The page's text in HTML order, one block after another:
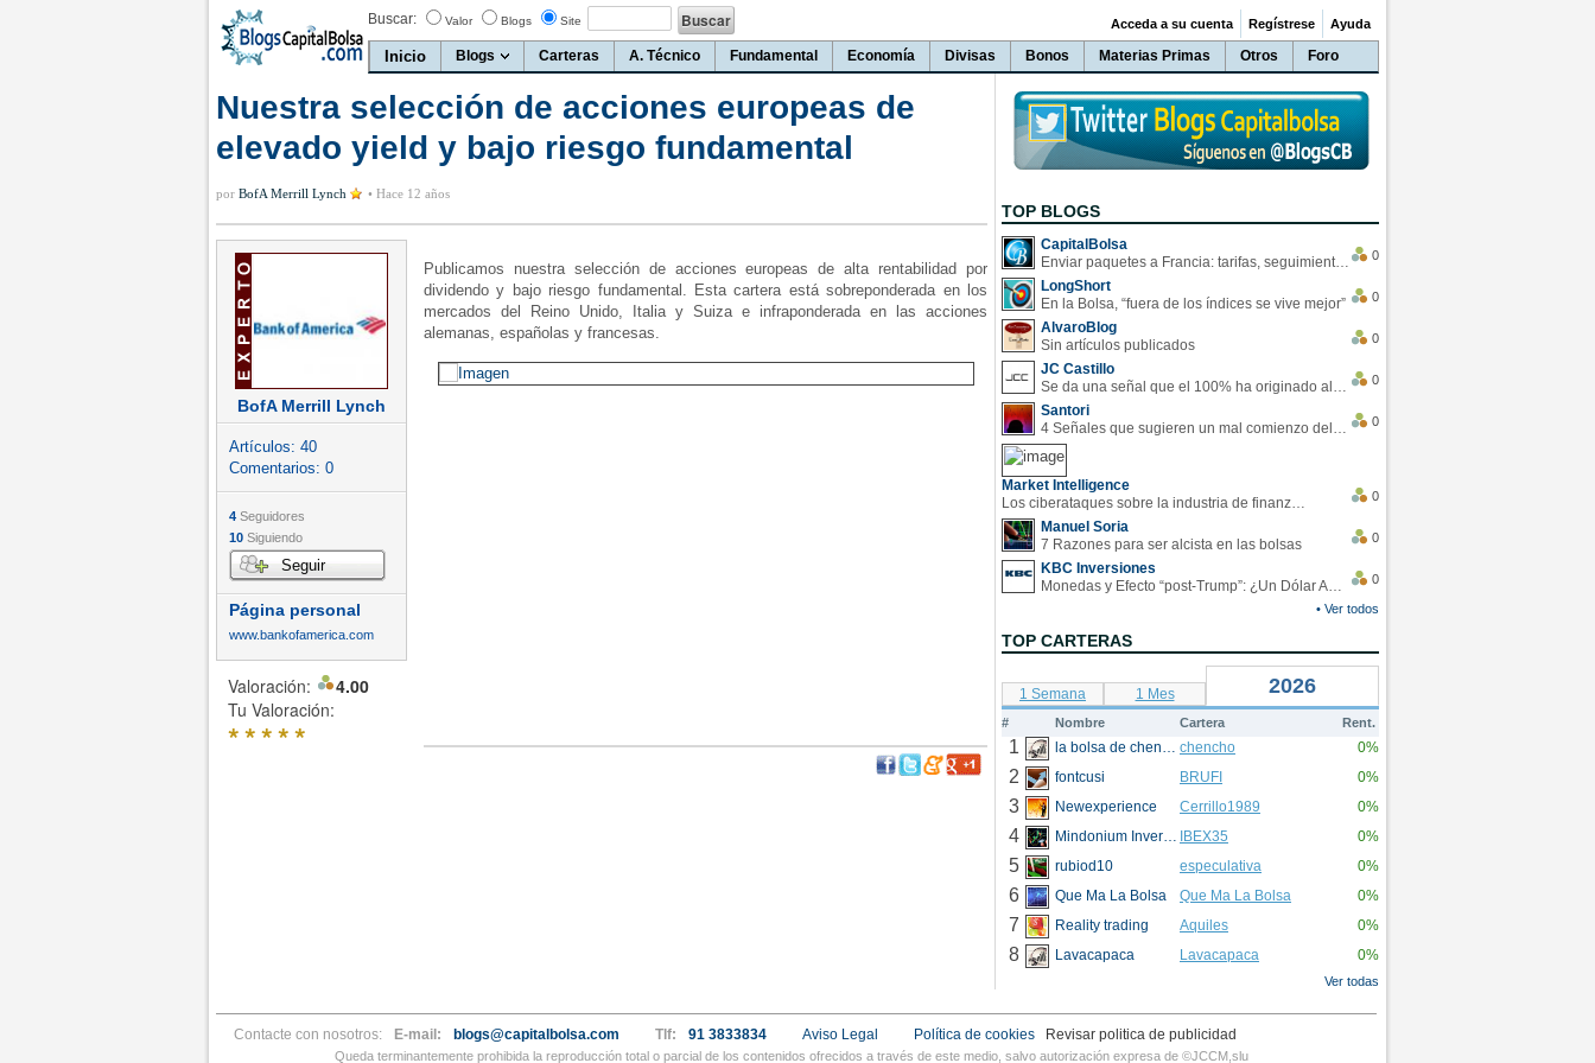
Buscar: Valor Blogs Site
Inicio Blogs Carteras A. Técnico Fundamental Economía Divisas Bonos Materias Primas Otros Foro
Acceda a su cuenta Regístrese Ayuda
Nuestra selección de acciones europeas de
elevado yield y bajo riesgo fundamental
por BofA Merrill Lynch • Hace 12 años
BofA Merrill Lynch
Artículos: 40
Comentarios: 0
4 Seguidores
10 Siguiendo
Seguir
Página personal
www.bankofamerica.com
Valoración:
4.00
Tu Valoración:
*****
Publicamos nuestra selección de acciones europeas de alta rentabilidad por
dividendo y bajo riesgo fundamental. Esta cartera está sobreponderada en los
mercados del Reino Unido, Italia y Suiza e infraponderada en las acciones
alemanas, españolas y francesas.
TOP BLOGS
CapitalBolsa
Enviar paquetes a Francia: tarifas, seguimiento y ventajas destacadas
0
LongShort
En la Bolsa, “fuera de los índices se vive mejor”
0
AlvaroBlog
Sin artículos publicados
0
JC Castillo
Se da una señal que el 100% ha originado alzas en las bolsas
0
Santori
4 Señales que sugieren un mal comienzo del 3T de la economía EEUU
0
Market Intelligence
Los ciberataques sobre la industria de finanzas se han duplicado este año
0
Manuel Soria
7 Razones para ser alcista en las bolsas
0
KBC Inversiones
Monedas y Efecto “post-Trump”: ¿Un Dólar Americano operando en rangos?
0
• Ver todos
TOP CARTERAS
1 Semana 1 Mes 2026
# Nombre Cartera Rent.
1 la bolsa de chencho chencho 0%
2 fontcusi BRUFI 0%
3 Newexperience Cerrillo1989 0%
4 Mindonium Inversions IBEX35 0%
5 rubiod10 especulativa 0%
6 Que Ma La Bolsa Que Ma La Bolsa 0%
7 Reality trading Aquiles 0%
8 Lavacapaca Lavacapaca 0%
Ver todas
Contacte con nosotros: E-mail: blogs@capitalbolsa.com Tlf: 91 3833834 Aviso Legal Revisar politica de publicidad
Política de cookies
Queda terminantemente prohibida la reproducción total o parcial de los contenidos ofrecidos a través de este medio, salvo autorización expresa de ©JCCM,slu